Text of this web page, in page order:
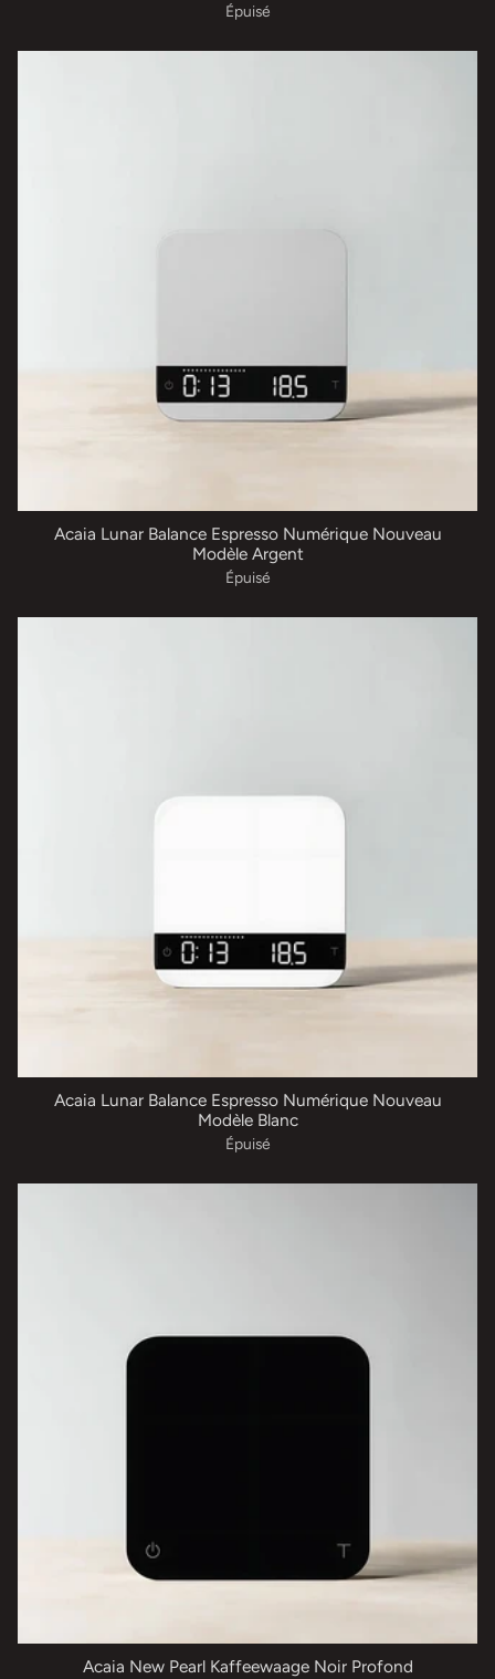
Épuisé
Acaia Lunar Balance Espresso Numérique Nouveau
Modèle Argent
Épuisé
Acaia Lunar Balance Espresso Numérique Nouveau
Modèle Blanc
Épuisé
Acaia New Pearl Kaffeewaage Noir Profond